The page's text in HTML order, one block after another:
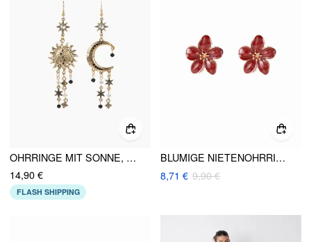
OHRRINGE MIT SONNE, MOND, STERN UND STRASS- VERZIERUNG
14,90 €
FLASH SHIPPING
BLUMIGE NIETENOHRRINGE
8,71 € 9,90 €